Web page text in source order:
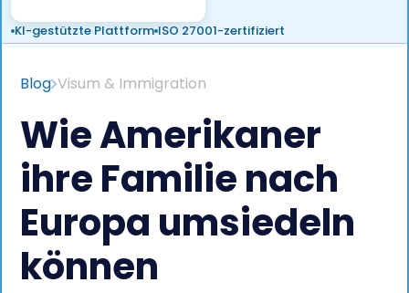
KI-gestützte Plattform ISO 27001-zertifiziert
Blog Visum & Immigration
Wie Amerikaner
ihre Familie nach
Europa umsiedeln
können